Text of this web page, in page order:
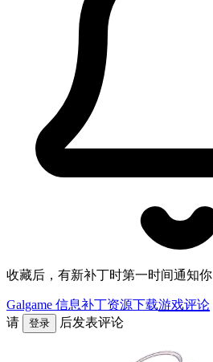
收藏后，有新补丁时第一时间通知你
Galgame 信息补丁资源下载游戏评论
请
登录 后发表评论